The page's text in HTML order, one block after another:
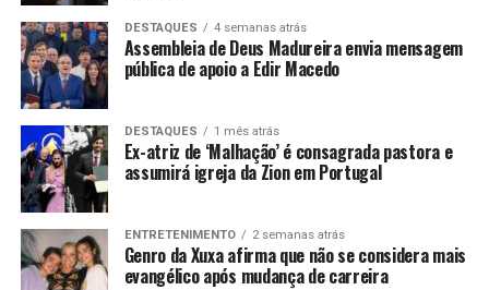
DESTAQUES 4 semanas atrás
Assembleia de Deus Madureira envia mensagem
pública de apoio a Edir Macedo
DESTAQUES 1 mês atrás
Ex-atriz de ‘Malhação’ é consagrada pastora e
assumirá igreja da Zion em Portugal
ENTRETENIMENTO 2 semanas atrás
Genro da Xuxa afirma que não se considera mais
evangélico após mudança de carreira